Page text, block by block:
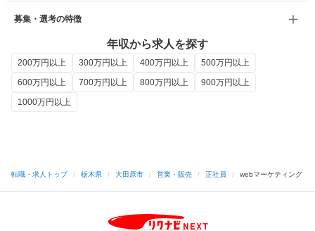
募集・選考の特徴
年収から求人を探す
200万円以上 300万円以上 400万円以上
500万円以上
600万円以上
700万円以上 800万円以上
900万円以上
1000万円以上
転職・求人トップ / 栃木県 / 大田原市 / 営業・販売 / 正社員 / webマーケティング